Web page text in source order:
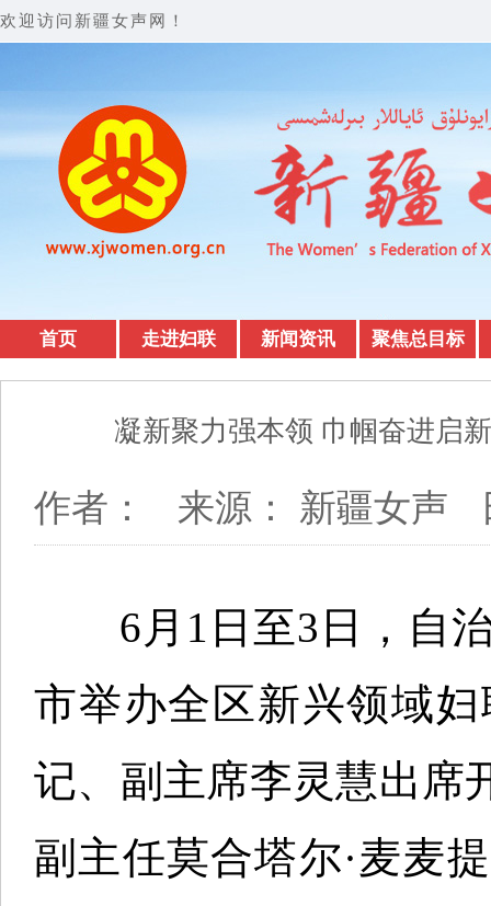
欢迎访问新疆女声网！
首页 走进妇联 新闻资讯 聚焦总目标
凝新聚力强本领 巾帼奋进启
作者： 来源： 新疆女声
6月1日至3日，自治
市举办全区新兴领域
记、副主席李灵慧出席
副主任莫合塔尔·麦麦